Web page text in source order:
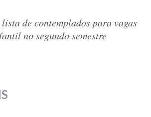
de contemplados para vagas
no segundo semestre